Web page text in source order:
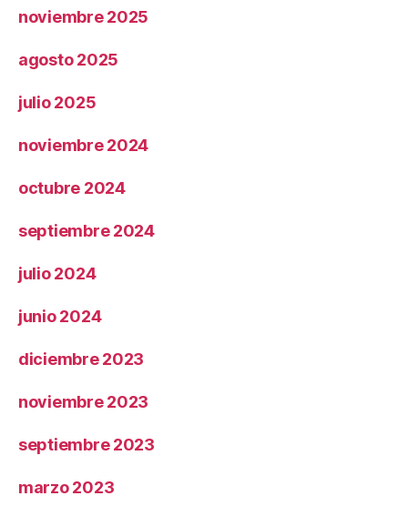
noviembre 2025
agosto 2025
julio 2025
noviembre 2024
octubre 2024
septiembre 2024
julio 2024
junio 2024
diciembre 2023
noviembre 2023
septiembre 2023
marzo 2023